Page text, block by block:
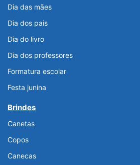
Dia das mães
Dia dos pais
Dia do livro
Dia dos professores
Formatura escolar
Festa junina
Brindes
Canetas
Copos
Canecas